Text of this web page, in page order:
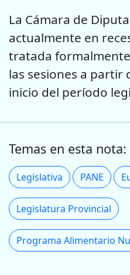
La Cámara de
actualmente en
tratada
las sesiones a partir
inicio del período
Temas en esta nota:
Legislativa PANE
Legislatura Provincial